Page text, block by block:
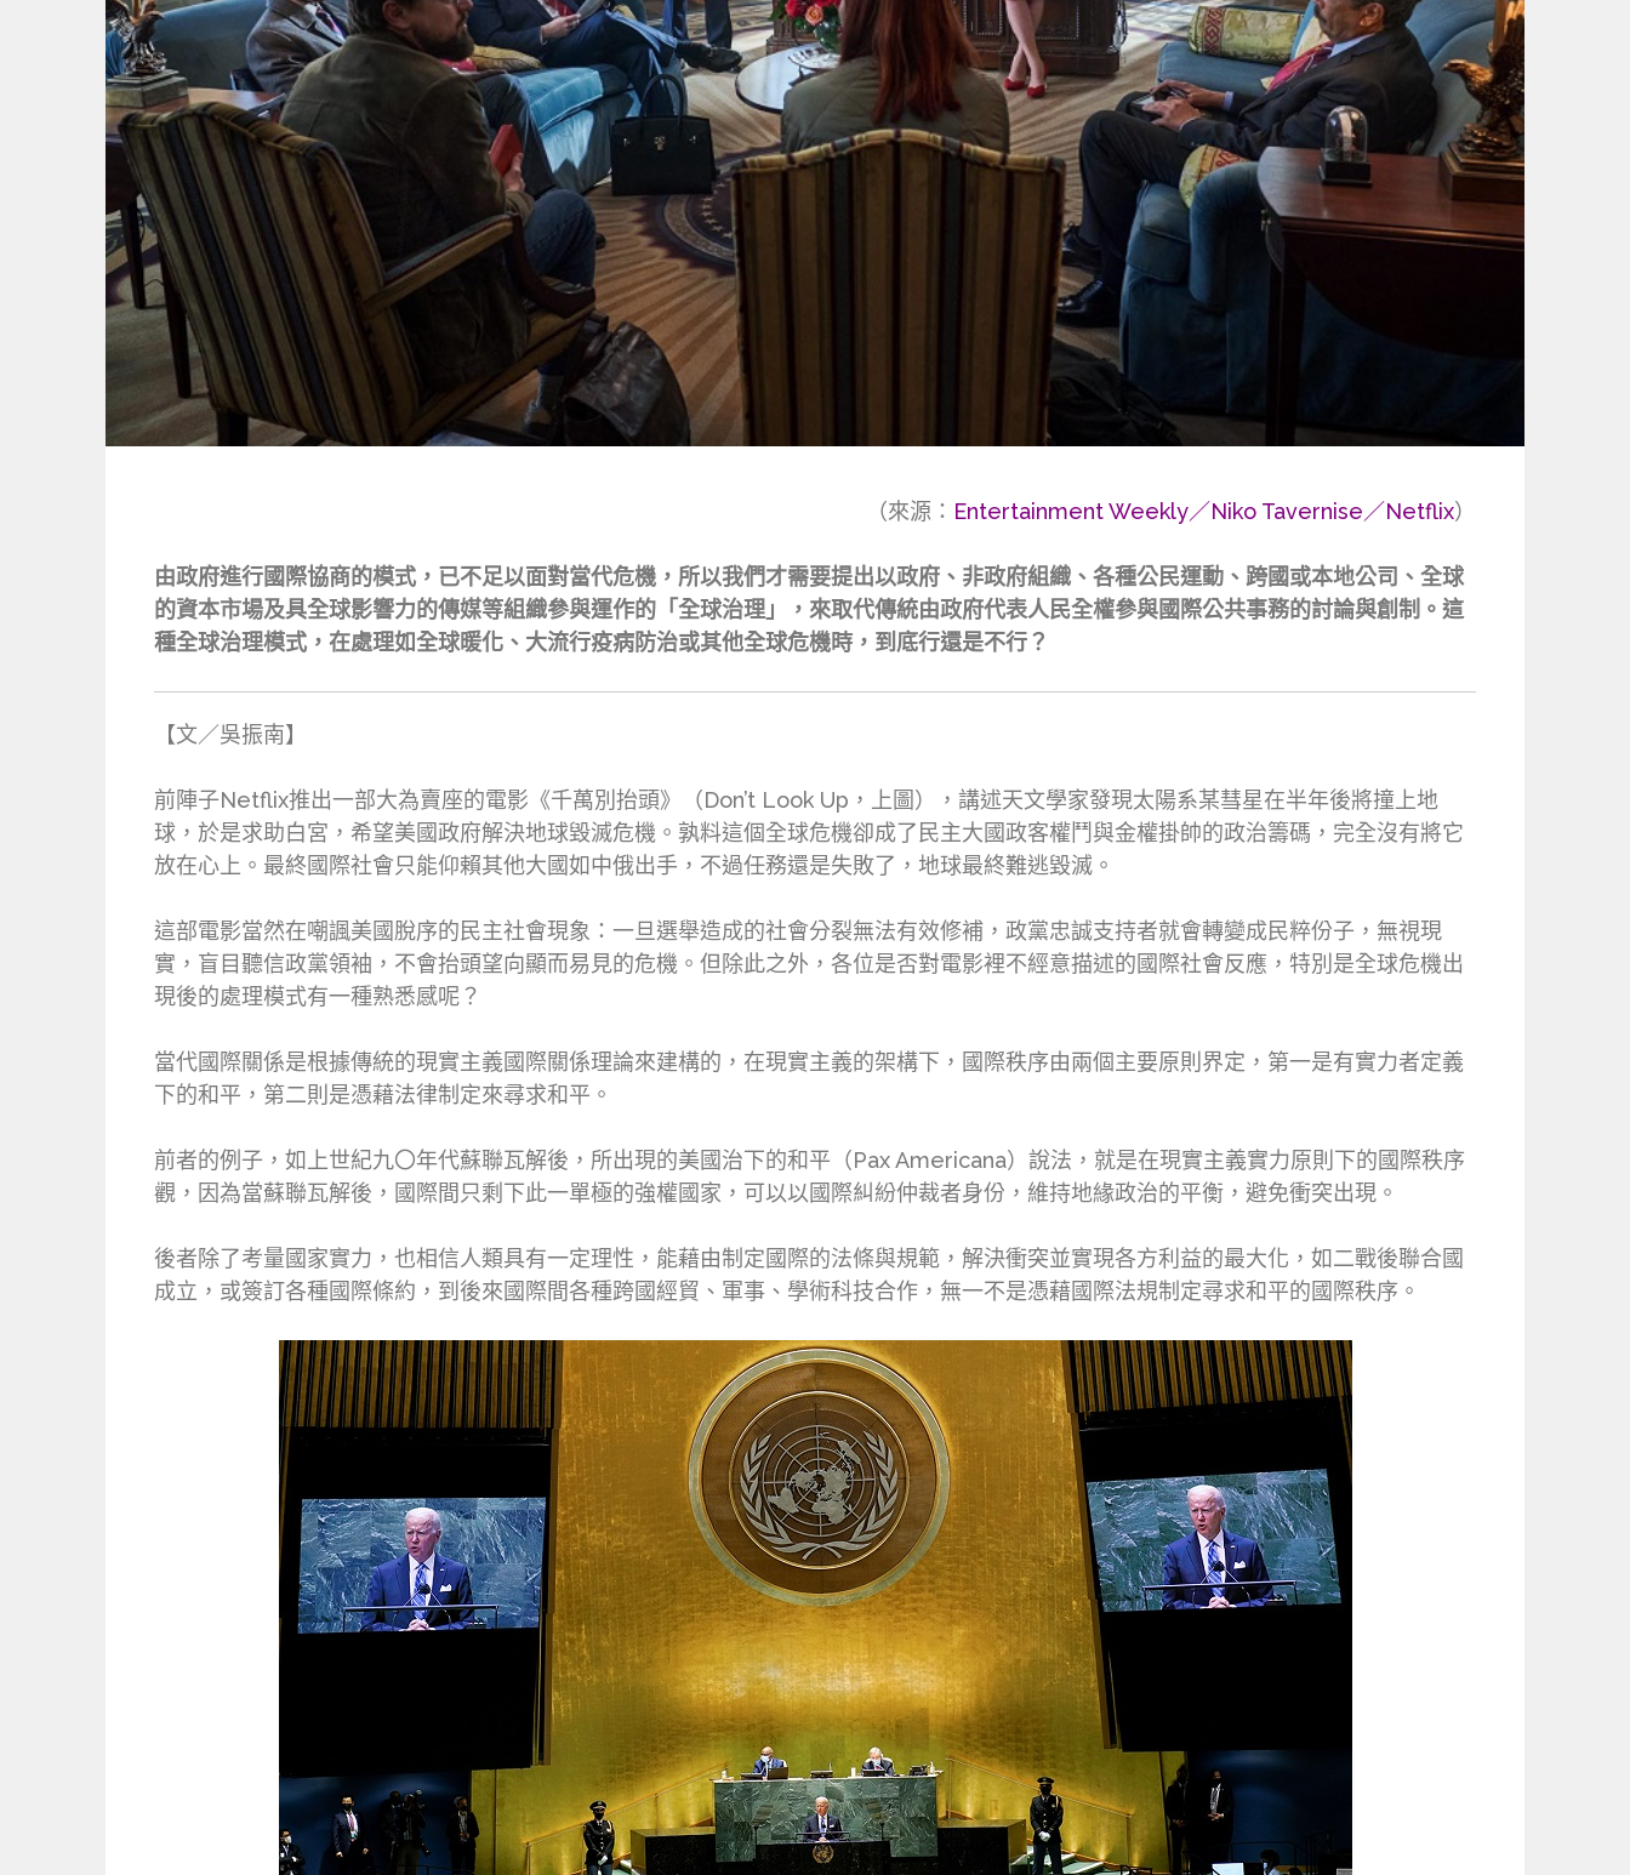
（來源： Entertainment Weekly／Niko Tavernise／Netflix）
由政府進行國際協商的模式，已不足以面對當代危機，所以我們才需要提出以政府、非政府組織、各種公民運動、跨國或本地公司、全球
的資本市場及具全球影響力的傳媒等組織參與運作的「全球治理」，來取代傳統由政府代表人民全權參與國際公共事務的討論與創制。這
種全球治理模式，在處理如全球暖化、大流行疫病防治或其他全球危機時，到底行還是不行？
【文／吳振南】
前陣子Netflix推出一部大為賣座的電影《千萬別抬頭》（Don’t Look Up，上圖），講述天文學家發現太陽系某彗星在半年後將撞上地
球，於是求助白宮，希望美國政府解決地球毀滅危機。孰料這個全球危機卻成了民主大國政客權鬥與金權掛帥的政治籌碼，完全沒有將它
放在心上。最終國際社會只能仰賴其他大國如中俄出手，不過任務還是失敗了，地球最終難逃毀滅。
這部電影當然在嘲諷美國脫序的民主社會現象：一旦選舉造成的社會分裂無法有效修補，政黨忠誠支持者就會轉變成民粹份子，無視現
實，盲目聽信政黨領袖，不會抬頭望向顯而易見的危機。但除此之外，各位是否對電影裡不經意描述的國際社會反應，特別是全球危機出
現後的處理模式有一種熟悉感呢？
當代國際關係是根據傳統的現實主義國際關係理論來建構的，在現實主義的架構下，國際秩序由兩個主要原則界定，第一是有實力者定義
下的和平，第二則是憑藉法律制定來尋求和平。
前者的例子，如上世紀九〇年代蘇聯瓦解後，所出現的美國治下的和平（Pax Americana）說法，就是在現實主義實力原則下的國際秩序
觀，因為當蘇聯瓦解後，國際間只剩下此一單極的強權國家，可以以國際糾紛仲裁者身份，維持地緣政治的平衡，避免衝突出現。
後者除了考量國家實力，也相信人類具有一定理性，能藉由制定國際的法條與規範，解決衝突並實現各方利益的最大化，如二戰後聯合國
成立，或簽訂各種國際條約，到後來國際間各種跨國經貿、軍事、學術科技合作，無一不是憑藉國際法規制定尋求和平的國際秩序。